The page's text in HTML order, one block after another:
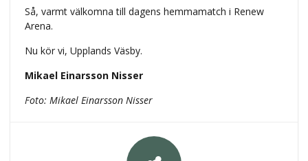
Så, varmt välkomna till dagens hemmamatch i Renew
Arena.
Nu kör vi, Upplands Väsby.
Mikael Einarsson Nisser
Foto: Mikael Einarsson Nisser